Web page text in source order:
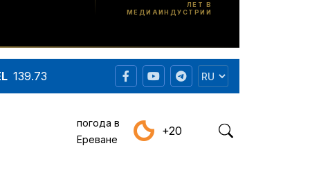
139.73
погода в
Ереване
+20